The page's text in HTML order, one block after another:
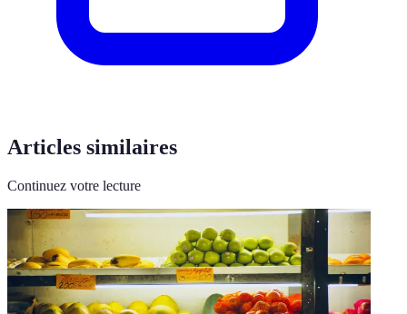
Articles similaires
Continuez votre lecture
Produits et Sélections 6
Comment choisir les meilleurs produits de saison au
supermarché